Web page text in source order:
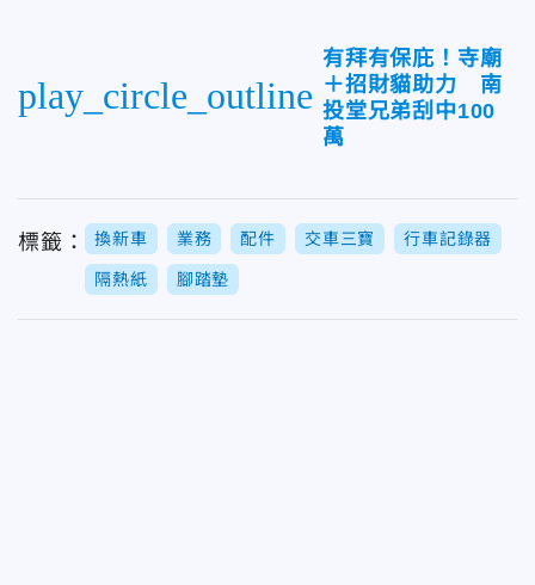
play_circle_outline
有拜有保庇！寺廟
＋招財貓助力 南
投堂兄弟刮中100
萬
標籤： 換新車 業務 配件 交車三寶 行車記錄器
隔熱紙 腳踏墊